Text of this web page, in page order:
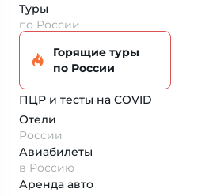
Туры
по России
Горящие туры
по России
ПЦР и тесты на COVID
Отели
России
Авиабилеты
в Россию
Аренда авто